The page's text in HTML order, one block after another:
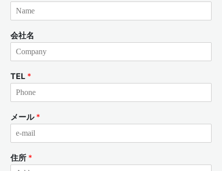
会社名
TEL *
メール *
住所 *